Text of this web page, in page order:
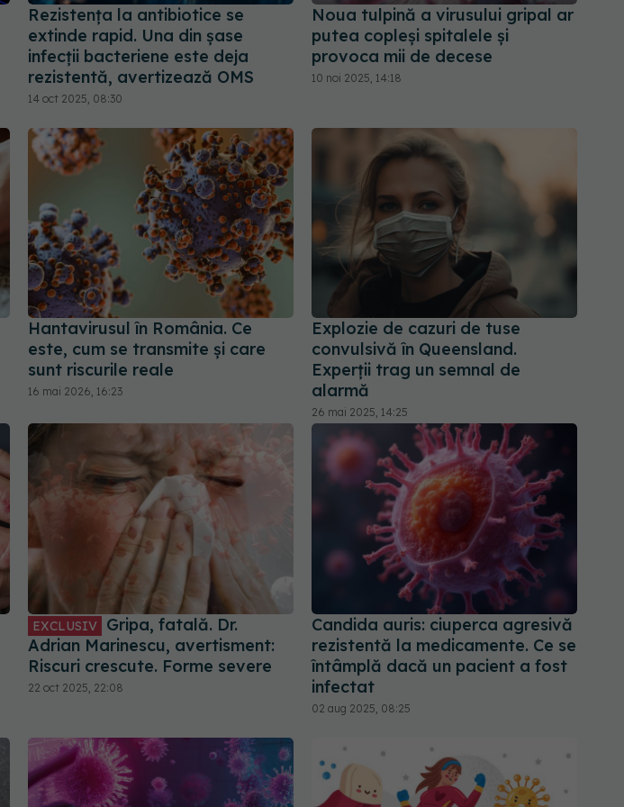
Rezistența la antibiotice se
extinde rapid. Una din șase
infecții bacteriene este deja
rezistentă, avertizează OMS
14 oct 2025, 08:30
Noua tulpină a virusului gripal ar
putea copleși spitalele și
provoca mii de decese
10 noi 2025, 14:18
Hantavirusul în România. Ce
este, cum se transmite și care
sunt riscurile reale
16 mai 2026, 16:23
Explozie de cazuri de tuse
convulsivă în Queensland.
Experții trag un semnal de
alarmă
26 mai 2025, 14:25
EXCLUSIV
Gripa, fatală. Dr.
Adrian Marinescu, avertisment:
Riscuri crescute. Forme severe
22 oct 2025, 22:08
Candida auris: ciuperca agresivă
rezistentă la medicamente. Ce se
întâmplă dacă un pacient a fost
infectat
02 aug 2025, 08:25